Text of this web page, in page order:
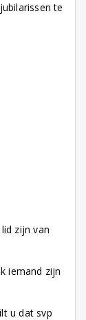
te
zijn van
iemand zijn
u dat svp